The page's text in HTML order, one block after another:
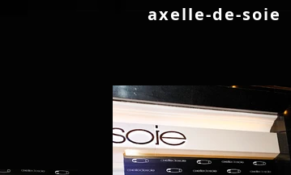
axelle-de-soie